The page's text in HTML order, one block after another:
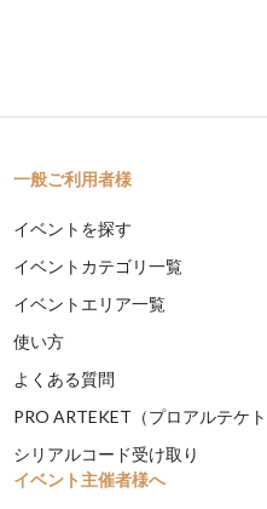
一般ご利用者様
イベントを探す
イベントカテゴリ一覧
イベントエリア一覧
使い方
よくある質問
PRO ARTEKET（プロアルテケト
シリアルコード受け取り
イベント主催者様へ